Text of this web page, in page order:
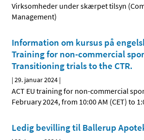
Virksomheder under skærpet tilsyn
Management)
Information om kursus på
Training for non-commercial
Transitioning trials to the CTR.
|29. januar 2024 |
ACT EU training for non-commercial
February 2024, from 10:00 AM (CET) to
Ledig bevilling til Ballerup